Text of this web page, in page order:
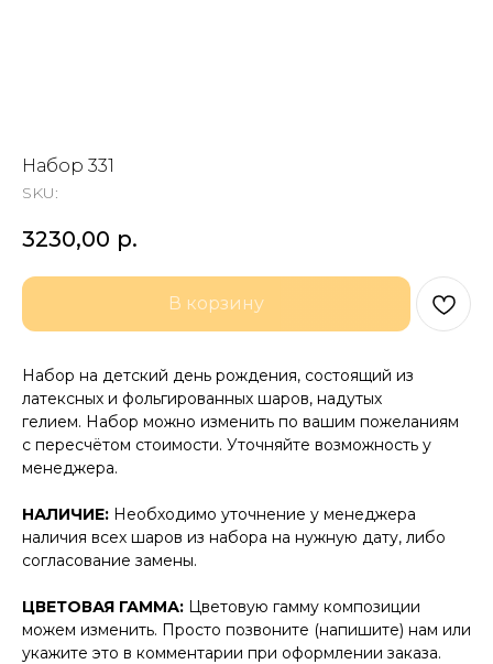
Набор 331
SKU:
3230,00 р.
В корзину
Набор на детский день рождения, состоящий из
латексных и фольгированных шаров, надутых
гелием. Набор можно изменить по вашим пожеланиям
с пересчётом стоимости. Уточняйте возможность у
менеджера.
НАЛИЧИЕ: Необходимо уточнение у менеджера
наличия всех шаров из набора на нужную дату, либо
согласование замены.
ЦВЕТОВАЯ ГАММА: Цветовую гамму композиции
можем изменить. Просто позвоните (напишите) нам или
укажите это в комментарии при оформлении заказа.